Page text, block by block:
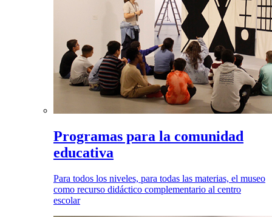
Programas para la comunidad
educativa
Para todos los niveles, para todas las materias, el museo
como recurso didáctico complementario al centro
escolar